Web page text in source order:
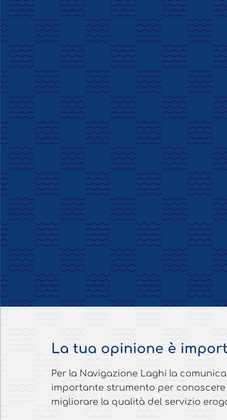
La tua opinione è
Per la Navigazione Laghi la
importante strumento per
migliorare la qualità del servizio